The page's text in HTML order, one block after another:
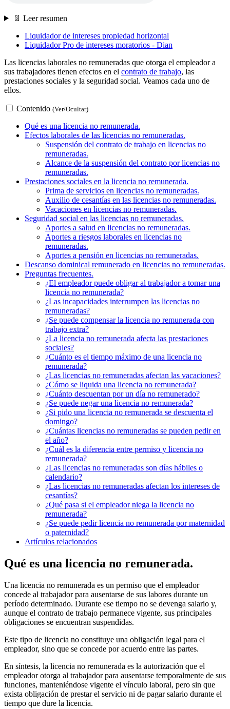
📄 Leer resumen
Liquidador de intereses propiedad horizontal
Liquidador Pro de intereses moratorios - Dian
Las licencias laborales no remuneradas que otorga el empleador a
sus trabajadores tienen efectos en el contrato de trabajo, las
prestaciones sociales y la seguridad social. Veamos cada uno de
ellos.
Contenido (Ver/Ocultar)
Qué es una licencia no remunerada.
Efectos laborales de las licencias no remuneradas.
Suspensión del contrato de trabajo en licencias no
remuneradas.
Alcance de la suspensión del contrato por licencias no
remuneradas.
Prestaciones sociales en la licencia no remunerada.
Prima de servicios en licencias no remuneradas.
Auxilio de cesantías en las licencias no remuneradas.
Vacaciones en licencias no remuneradas.
Seguridad social en las licencias no remuneradas.
Aportes a salud en licencias no remuneradas.
Aportes a riesgos laborales en licencias no
remuneradas.
Aportes a pensión en licencias no remuneradas.
Descanso dominical remunerado en licencias no remuneradas.
Preguntas frecuentes.
¿El empleador puede obligar al trabajador a tomar una
licencia no remunerada?
¿Las incapacidades interrumpen las licencias no
remuneradas?
¿Se puede compensar la licencia no remunerada con
trabajo extra?
¿La licencia no remunerada afecta las prestaciones
sociales?
¿Cuánto es el tiempo máximo de una licencia no
remunerada?
¿Las licencias no remuneradas afectan las vacaciones?
¿Cómo se liquida una licencia no remunerada?
¿Cuánto descuentan por un día no remunerado?
¿Se puede negar una licencia no remunerada?
¿Si pido una licencia no remunerada se descuenta el
domingo?
¿Cuántas licencias no remuneradas se pueden pedir en
el año?
¿Cuál es la diferencia entre permiso y licencia no
remunerada?
¿Las licencias no remuneradas son días hábiles o
calendario?
¿Las licencias no remuneradas afectan los intereses de
cesantías?
¿Qué pasa si el empleador niega la licencia no
remunerada?
¿Se puede pedir licencia no remunerada por maternidad
o paternidad?
Artículos relacionados
Qué es una licencia no remunerada.
Una licencia no remunerada es un permiso que el empleador
concede al trabajador para ausentarse de sus labores durante un
período determinado. Durante ese tiempo no se devenga salario y,
aunque el contrato de trabajo permanece vigente, sus principales
obligaciones se encuentran suspendidas.
Este tipo de licencia no constituye una obligación legal para el
empleador, sino que se concede por acuerdo entre las partes.
En síntesis, la licencia no remunerada es la autorización que el
empleador otorga al trabajador para ausentarse temporalmente de sus
funciones, manteniéndose vigente el vínculo laboral, pero sin que
exista obligación de prestar el servicio ni de pagar salario durante el
tiempo que dure la licencia.